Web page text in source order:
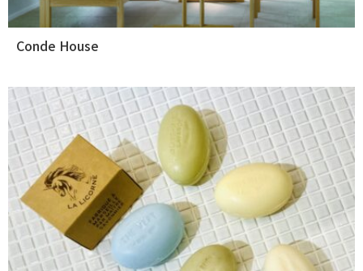
Conde House